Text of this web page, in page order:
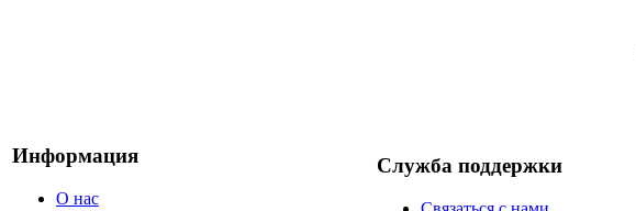
Информация
О нас
Служба поддержки